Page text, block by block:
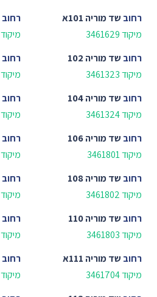
רחוב שד מוריה 101א
מיקוד 3461629
רחוב
מיקוד 3461630
רחוב שד מוריה 102
מיקוד 3461323
רחוב
מיקוד 3461631
רחוב שד מוריה 104
מיקוד 3461324
רחוב
מיקוד 3461632
רחוב שד מוריה 106
מיקוד 3461801
רחוב
מיקוד 3461701
רחוב שד מוריה 108
מיקוד 3461802
רחוב
מיקוד 3461702
רחוב שד מוריה 110
מיקוד 3461803
רחוב
מיקוד 3461703
רחוב שד מוריה 111א
מיקוד 3461704
רחוב
מיקוד 3461705